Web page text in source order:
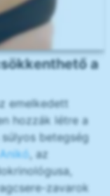
a
emelkedett
hozzák létre a
betegség
, az
zavarok